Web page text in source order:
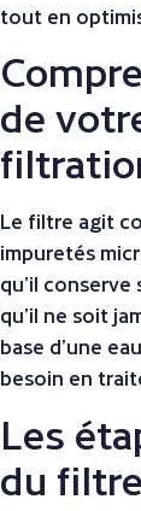
tout en
de
Le filtre agit
impuretés
qu’il
qu’il ne soit
base d’une
besoin en
Les
du